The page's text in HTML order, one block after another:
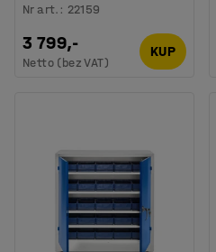
Nr art. : 22159
3 799,-
Netto (bez VAT)
KUP